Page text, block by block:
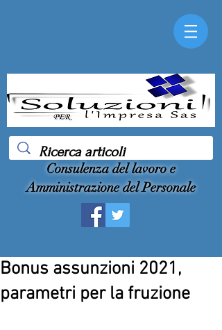
Consulenza del lavoro e
Amministrazione del Personale
Bonus assunzioni 2021,
parametri per la fruzione